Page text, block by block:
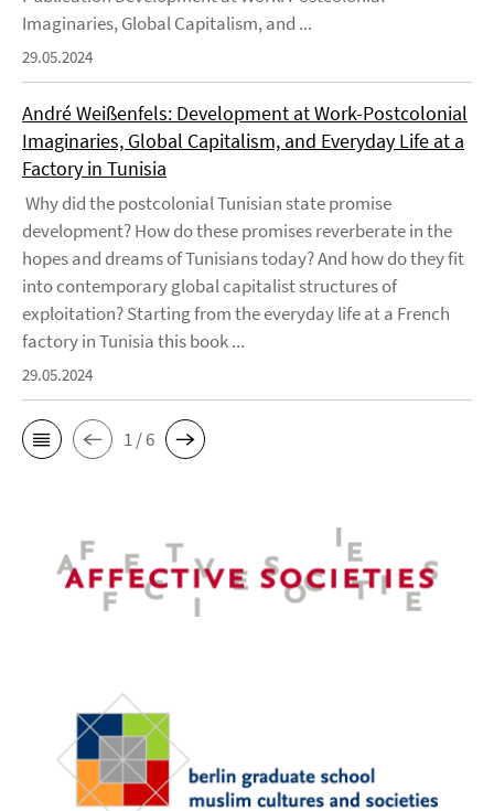
Imaginaries, Global Capitalism, and ...
29.05.2024
André Weißenfels: Development at Work-Postcolonial
Imaginaries, Global Capitalism, and Everyday Life at a
Factory in Tunisia
Why did the postcolonial Tunisian state promise
development? How do these promises reverberate in the
hopes and dreams of Tunisians today? And how do they fit
into contemporary global capitalist structures of
exploitation? Starting from the everyday life at a French
factory in Tunisia this book ...
29.05.2024
1 / 6